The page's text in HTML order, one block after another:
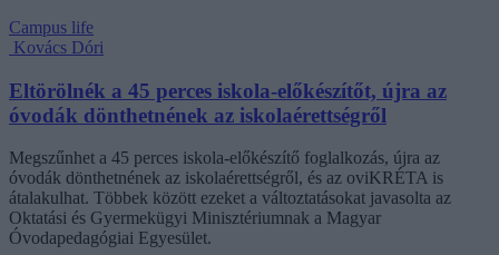
Campus life
Kovács Dóri
Eltörölnék a 45 perces iskola-előkészítőt, újra az
óvodák dönthetnének az iskolaérettségről
Megszűnhet a 45 perces iskola-előkészítő foglalkozás, újra az
óvodák dönthetnének az iskolaérettségről, és az oviKRÉTA is
átalakulhat. Többek között ezeket a változtatásokat javasolta az
Oktatási és Gyermekügyi Minisztériumnak a Magyar
Óvodapedagógiai Egyesület.